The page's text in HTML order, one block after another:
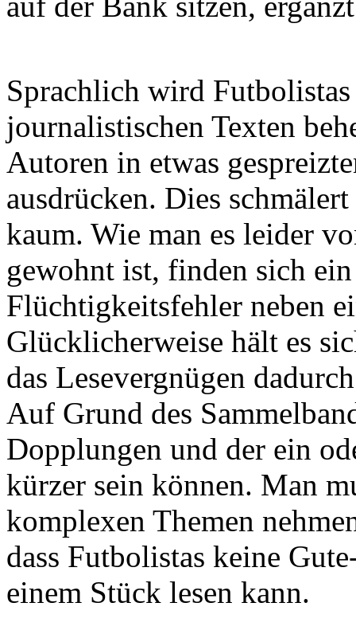
Sprachlich wird
journalistischen Texten
Autoren in etwas
ausdrücken. Dies
kaum. Wie man es leider
gewohnt ist, finden sich
Flüchtigkeitsfehler neben
Glücklicherweise hält es
das Lesevergnügen
Auf Grund des
Dopplungen und der ein
kürzer sein können. Man
komplexen Themen
dass Futbolistas keine
einem Stück lesen kann.